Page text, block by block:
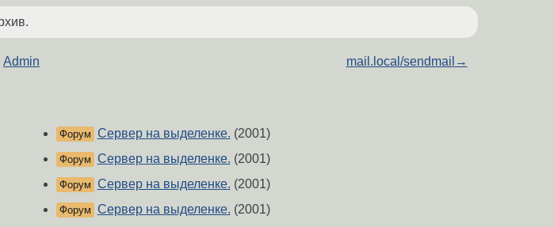
Admin mail.local/sendmail →
Форум Сервер на выделенке. (2001)
Форум Сервер на выделенке. (2001)
Форум Сервер на выделенке. (2001)
Форум Сервер на выделенке. (2001)